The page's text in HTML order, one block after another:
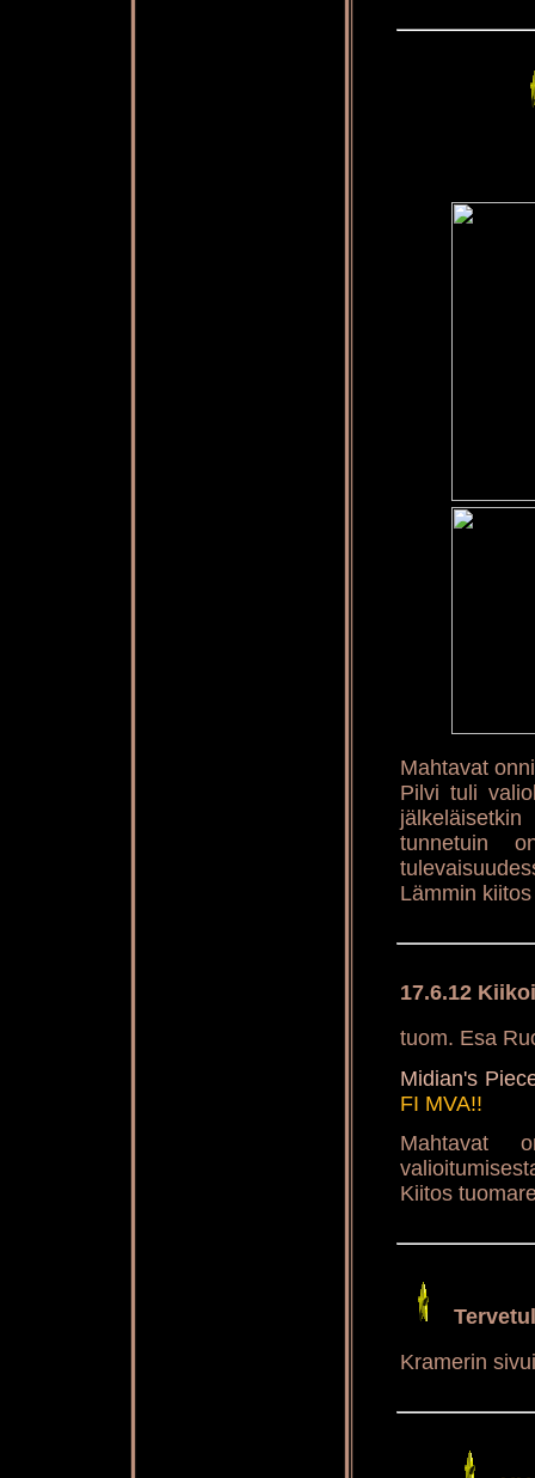
Mahtavat
Pilvi tuli
tunnetuin
Lämmin
17.6.12
tuom. Esa
Midian's
FI MVA!!
Mahtavat
Kiitos
Kramerin